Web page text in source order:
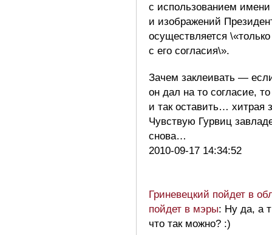
с использованием имени
и изображений
осуществляется \«только
с его согласия\».
Зачем заклеивать —
он дал на то согласие,
и так оставить… хитрая
Чувствую Гурвиц
снова…
2010-09-17 14:34:52
Гриневецкий пойдет в
пойдет в мэры: Ну да, а
что так можно? :)